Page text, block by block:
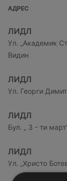
АДРЕС
ЛИДЛ
Ул. „Академик
Видин
ЛИДЛ
Ул. Георги
ЛИДЛ
Бул. „ 3 - ти
ЛИДЛ
Ул. „Христо